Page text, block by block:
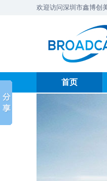
欢迎访问深圳市鑫博创
首页